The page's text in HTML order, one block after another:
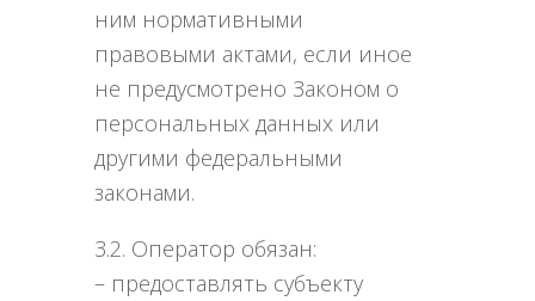
ним нормативными
правовыми актами, если иное
не предусмотрено Законом о
персональных данных или
другими федеральными
законами.
3.2. Оператор обязан:
– предоставлять субъекту